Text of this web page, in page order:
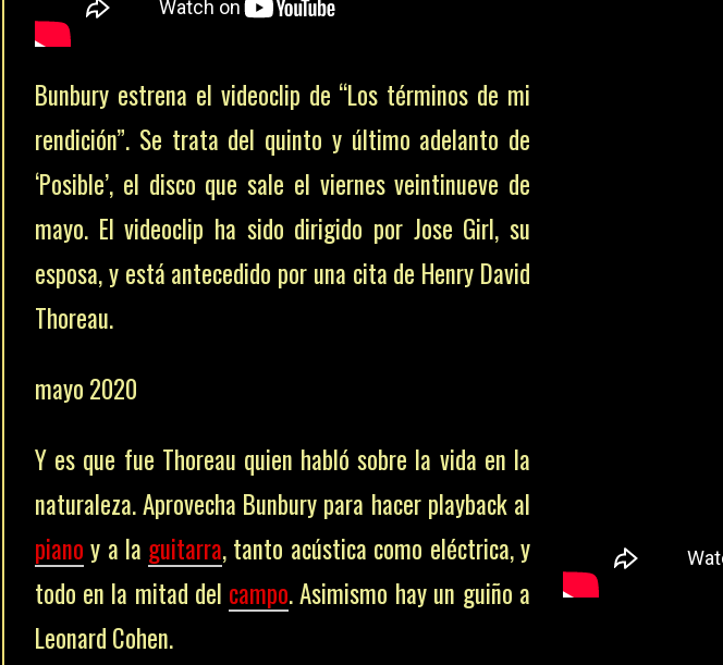
Bunbury estrena el videoclip de “Los términos de mi
rendición”. Se trata del quinto y último adelanto de
‘Posible’, el disco que sale el viernes veintinueve de
mayo. El videoclip ha sido dirigido por Jose Girl, su
esposa, y está antecedido por una cita de Henry David
Thoreau.
mayo 2020
Y es que fue Thoreau quien habló sobre la vida en la
naturaleza. Aprovecha Bunbury para hacer playback al
piano y a la guitarra, tanto acústica como eléctrica, y
todo en la mitad del campo. Asimismo hay un guiño a
Leonard Cohen.